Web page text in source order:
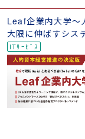
Leaf企業内大学～
大限に伸ばすシス